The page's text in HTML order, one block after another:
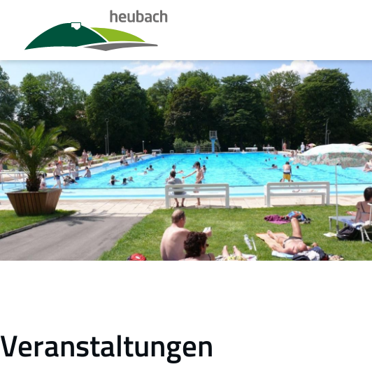
Veranstaltungen